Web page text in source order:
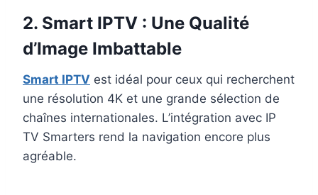
2. Smart IPTV : Une Qualité
d’Image Imbattable
Smart IPTV est idéal pour ceux qui recherchent
une résolution 4K et une grande sélection de
chaînes internationales. L’intégration avec IP
TV Smarters rend la navigation encore plus
agréable.